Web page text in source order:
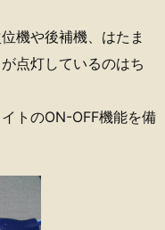
機や後補機、はたま
点灯しているのはち
トのON-OFF機能を備